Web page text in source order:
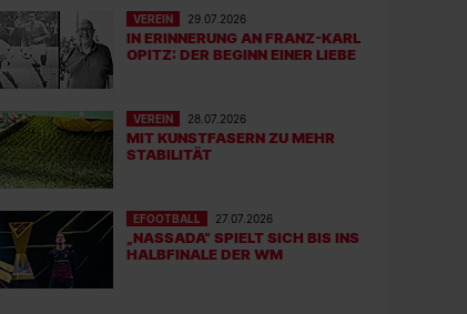
VEREIN 29.07.2026
IN ERINNERUNG AN FRANZ-KARL
OPITZ: DER BEGINN EINER LIEBE
VEREIN 28.07.2026
MIT KUNSTFASERN ZU MEHR
STABILITÄT
EFOOTBALL 27.07.2026
„NASSADA“ SPIELT SICH BIS INS
HALBFINALE DER WM